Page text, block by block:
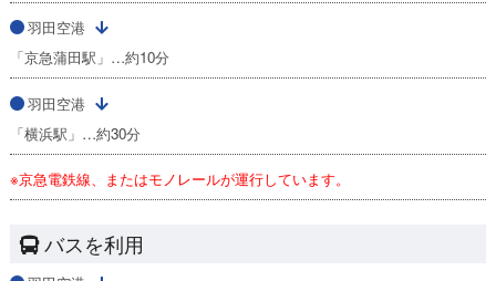
羽田空港
「京急蒲田駅」…約10分
羽田空港
「横浜駅」…約30分
※京急電鉄線、またはモノレールが運行しています。
バスを利用